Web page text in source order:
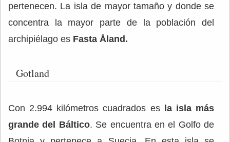
pertenecen. La isla de mayor tamaño y donde se
concentra la mayor parte de la población del
archipiélago es Fasta Åland.
Gotland
Con 2.994 kilómetros cuadrados esla isla más
grande del Báltico. Se encuentra en el Golfo de